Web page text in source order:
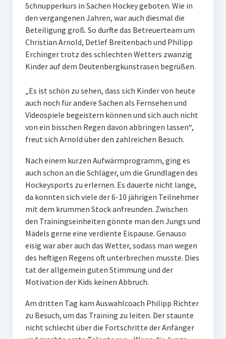
M U12
Internationale Hallenhockeyturnier
Zocker Reloaded
Galerie
Schnupperkurs in Sachen Hockey geboten. Wie in
den vergangenen Jahren, war auch diesmal die
Beteiligung groß. So durfte das Betreuerteam um
Christian Arnold, Detlef Breitenbach und Philipp
Erchinger trotz des schlechten Wetters zwanzig
Kinder auf dem Deutenbergkunstrasen begrüßen.
„Es ist schön zu sehen, dass sich Kinder von heute
auch noch für andere Sachen als Fernsehen und
Videospiele begeistern können und sich auch nicht
von ein bisschen Regen davon abbringen lassen“,
freut sich Arnold über den zahlreichen Besuch.
Nach einem kurzen Aufwärmprogramm, ging es
auch schon an die Schläger, um die Grundlagen des
Hockeysports zu erlernen. Es dauerte nicht lange,
da konnten sich viele der 6-10 jährigen Teilnehmer
mit dem krummen Stock anfreunden. Zwischen
den Trainingseinheiten gönnte man den Jungs und
Mädels gerne eine verdiente Eispause. Genauso
eisig war aber auch das Wetter, sodass man wegen
des heftigen Regens oft unterbrechen musste. Dies
tat der allgemein guten Stimmung und der
Motivation der Kids keinen Abbruch.
Am dritten Tag kam Auswahlcoach Philipp Richter
zu Besuch, um das Training zu leiten. Der staunte
nicht schlecht über die Fortschritte der Anfänger